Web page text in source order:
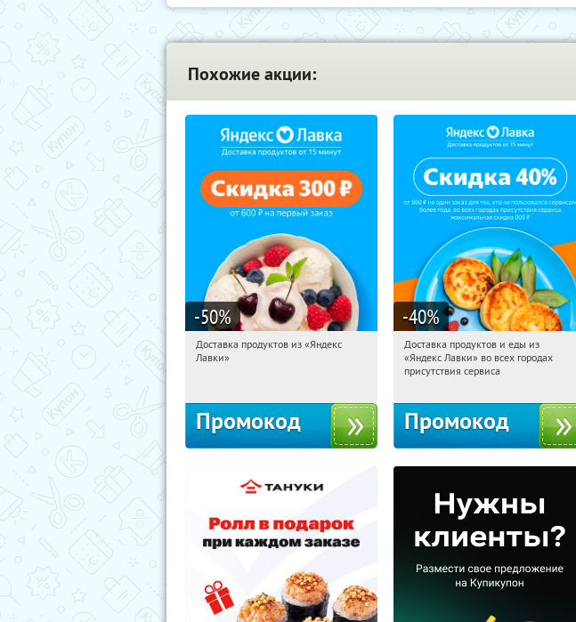
Похожие акции:
-50%
20:28:50 Получили:
Доставка продуктов из «Яндекс
Лавки»
Промокод
-40%
20:28:50 Получили:
Россия
Доставка продуктов и еды из
«Яндекс Лавки» во всех городах
присутствия сервиса
Промокод